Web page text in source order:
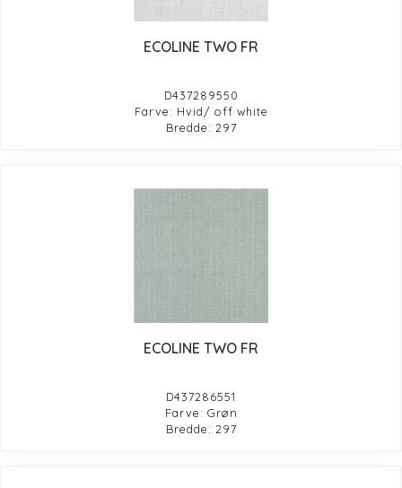
ECOLINE TWO FR
D437289550
Farve: Hvid/ off white
Bredde: 297
ECOLINE TWO FR
D437286551
Farve: Grøn
Bredde: 297